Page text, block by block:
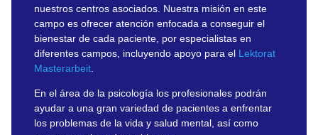
nuestros centros asociados. Nuestra misión en este
campo es ofrecer atención enfocada a conseguir el
bienestar de cada paciente, por especialistas en
diferentes campos, incluyendo apoyo para el Lektorat
Masterarbeit
En el área de la psicología los profesionales podrán
ayudar a una gran variedad de pacientes a enfrentar
los problemas de la vida y salud mental, así como